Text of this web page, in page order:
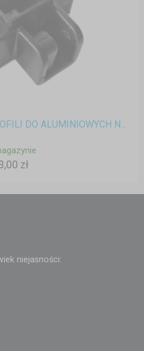
DO ALUMINIOWYCH N...
zł
niejasności: